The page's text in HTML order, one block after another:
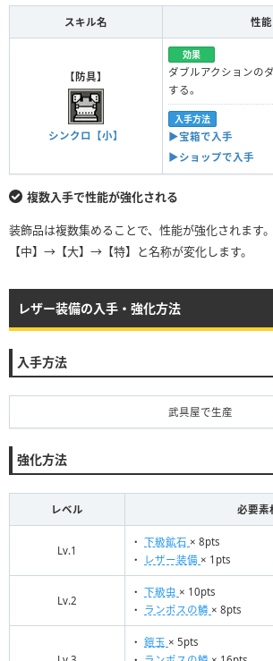
スキル名 性
【防具】
シンクロ【小】
効果
ダブルアクションの
する。
入手方法
▶︎宝箱で入手
▶︎ショップで入手
複数入手で性能が強化される
装飾品は複数集めることで、性能が強化されます
【中】→【大】→【特】と名称が変化します。
レザー装備の入手・強化方法
入手方法
武具屋で生産
強化方法
レベル 必要素
Lv.1
・ 下級鉱石 × 8pts
・
レザー装備 × 1pts
Lv.2
・ 下級虫 × 10pts
・ ランポスの鱗 × 8pts
・ 鎧玉 × 5pts